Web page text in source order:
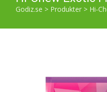
Godiz.se > Produkter > Hi-